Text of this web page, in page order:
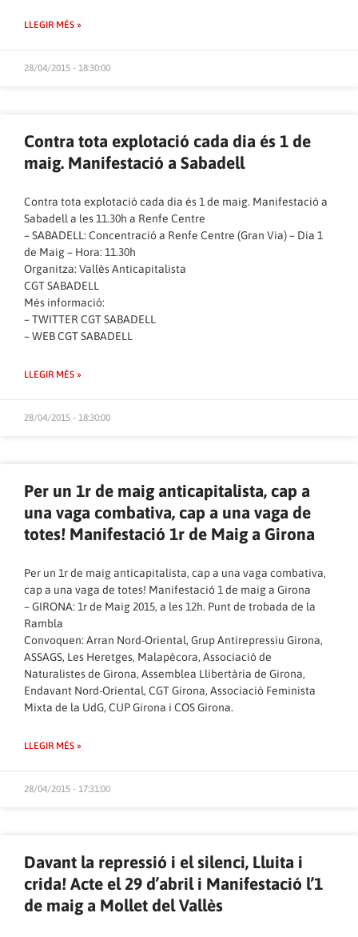
LLEGIR MÉS »
28/04/2015 - 18:30:00
Contra tota explotació cada dia és 1 de
maig. Manifestació a Sabadell
Contra tota explotació cada dia és 1 de maig. Manifestació a
Sabadell a les 11.30h a Renfe Centre
– SABADELL: Concentració a Renfe Centre (Gran Via) – Dia 1
de Maig – Hora: 11.30h
Organitza: Vallès Anticapitalista
CGT SABADELL
Més informació:
–TWITTER CGT SABADELL
–WEB CGT SABADELL
LLEGIR MÉS »
28/04/2015 - 18:30:00
Per un 1r de maig anticapitalista, cap a
una vaga combativa, cap a una vaga de
totes! Manifestació 1r de Maig a Girona
Per un 1r de maig anticapitalista, cap a una vaga combativa,
cap a una vaga de totes! Manifestació 1 de maig a Girona
– GIRONA: 1r de Maig 2015, a les 12h. Punt de trobada de la
Rambla
Convoquen: Arran Nord-Oriental, Grup Antirepressiu Girona,
ASSAGS, Les Heretges, Malapècora, Associació de
Naturalistes de Girona, Assemblea Llibertària de Girona,
Endavant Nord-Oriental, CGT Girona, Associació Feminista
Mixta de la UdG, CUP Girona i COS Girona.
LLEGIR MÉS »
28/04/2015 - 17:31:00
Davant la repressió i el silenci, Lluita i
crida! Acte el 29 d’abril i Manifestació l’1
de maig a Mollet del Vallès